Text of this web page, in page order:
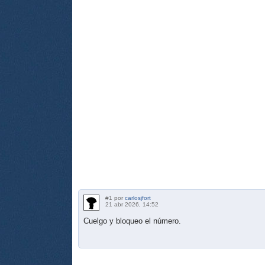
#1 por carlosjfort
21 abr 2026, 14:52
Cuelgo y bloqueo el número.